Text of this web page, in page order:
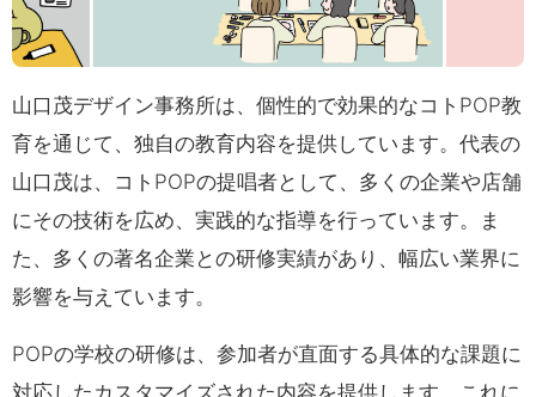
山口茂デザイン事務所は、個性的で効果的なコトPOP教
育を通じて、独自の教育内容を提供しています。代表の
山口茂は、コトPOPの提唱者として、多くの企業や店舗
にその技術を広め、実践的な指導を行っています。ま
た、多くの著名企業との研修実績があり、幅広い業界に
影響を与えています。
POPの学校の研修は、参加者が直面する具体的な課題に